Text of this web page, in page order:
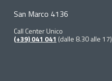
San Marco 4136
Call Center Unico
(+39) 041 041 (dalle 8.30 alle 17)